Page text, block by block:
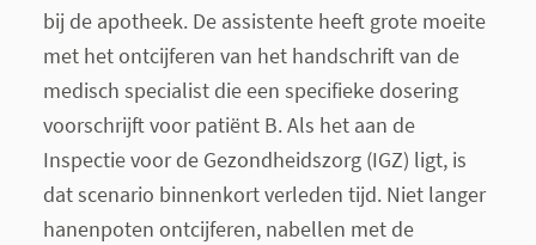
bij de apotheek. De assistente heeft grote moeite
met het ontcijferen van het handschrift van de
medisch specialist die een specifieke dosering
voorschrijft voor patiënt B. Als het aan de
Inspectie voor de Gezondheidszorg (IGZ) ligt, is
dat scenario binnenkort verleden tijd. Niet langer
hanenpoten ontcijferen, nabellen met de